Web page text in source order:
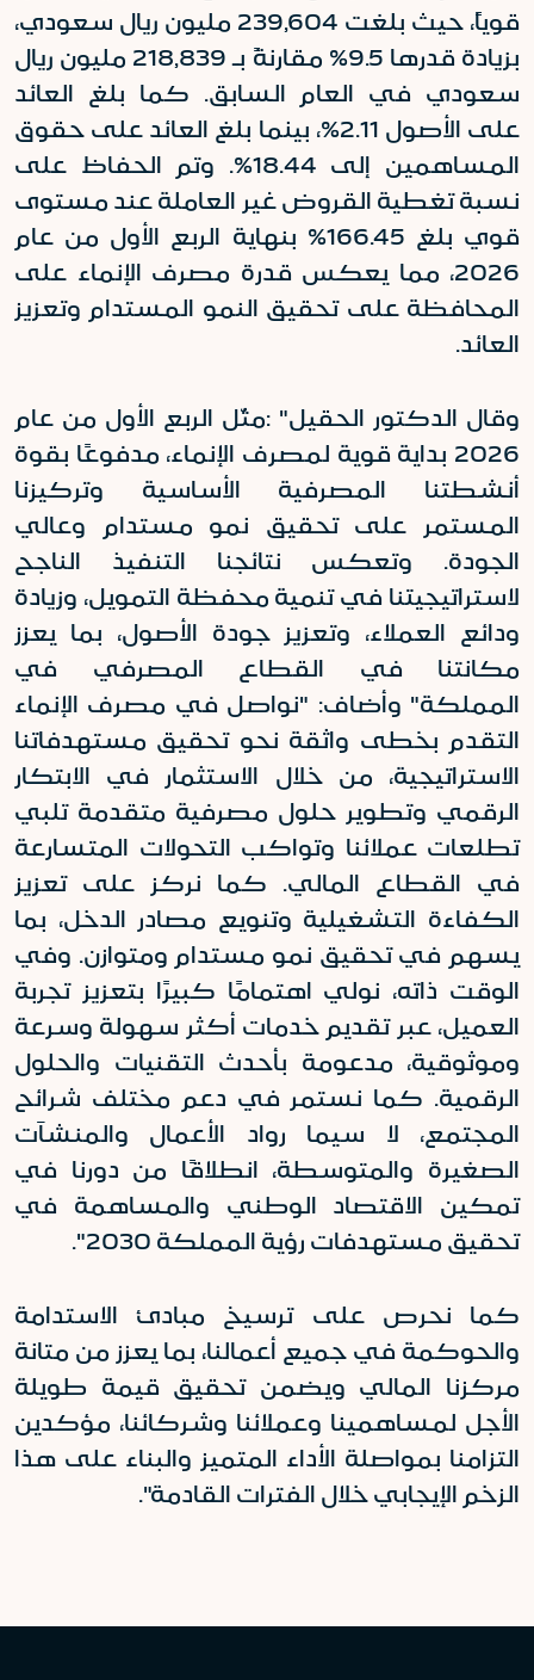
قوياً، حيث بلغت 239,604 مليون ريال سعودي،
بزيادة قدرها 9.5% مقارنةً بـ
218,839 مليون ريال
سعودي في العام السابق. كما بلغ العائد
على الأصول 2.11%، بينما بلغ العائد على حقوق
المساهمين إلى 18.44%. وتم الحفاظ على
نسبة تغطية القروض غير العاملة عند مستوى
قوي بلغ 166.45% بنهاية الربع الأول من عام
2026، مما يعكس قدرة مصرف الإنماء على
المحافظة على تحقيق النمو المستدام وتعزيز
العائد.
وقال الدكتور الحقيل: "مثّل الربع الأول من عام
2026 بداية قوية لمصرف الإنماء، مدفوعًا بقوة
أنشطتنا المصرفية الأساسية وتركيزنا
المستمر على تحقيق نمو مستدام وعالي
الجودة. وتعكس نتائجنا التنفيذ الناجح
لاستراتيجيتنا في تنمية محفظة التمويل، وزيادة
ودائع العملاء، وتعزيز جودة الأصول، بما يعزز
مكانتنا في القطاع المصرفي في
المملكة" وأضاف: "نواصل في مصرف الإنماء
التقدم بخطى واثقة نحو تحقيق مستهدفاتنا
الاستراتيجية، من خلال الاستثمار في الابتكار
الرقمي وتطوير حلول مصرفية متقدمة تلبي
تطلعات عملائنا وتواكب التحولات المتسارعة
في القطاع المالي. كما نركز على تعزيز
الكفاءة التشغيلية وتنويع مصادر الدخل، بما
يسهم في تحقيق نمو مستدام ومتوازن. وفي
الوقت ذاته، نولي اهتمامًا كبيرًا بتعزيز تجربة
العميل، عبر تقديم خدمات أكثر سهولة وسرعة
وموثوقية، مدعومة بأحدث التقنيات والحلول
الرقمية. كما نستمر في دعم مختلف شرائح
المجتمع، لا سيما رواد الأعمال والمنشآت
الصغيرة والمتوسطة، انطلاقًا من دورنا في
تمكين الاقتصاد الوطني والمساهمة في
تحقيق مستهدفات رؤية المملكة 2030"
.
كما نحرص على ترسيخ مبادئ الاستدامة
والحوكمة في جميع أعمالنا، بما يعزز من متانة
مركزنا المالي ويضمن تحقيق قيمة طويلة
الأجل لمساهمينا وعملائنا وشركائنا، مؤكدين
التزامنا بمواصلة الأداء المتميز والبناء على هذا
الزخم الإيجابي خلال الفترات القادمة."